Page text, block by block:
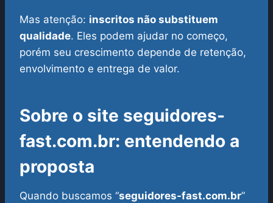
Mas atenção: inscritos não substituem
qualidade. Eles podem ajudar no começo,
porém seu crescimento depende de retenção,
envolvimento e entrega de valor.
Sobre o site seguidores-
fast.com.br: entendendo a
proposta
Quando buscamos “seguidores-fast.com.br”